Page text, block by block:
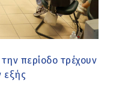
περίοδο τρέχουν
εξής